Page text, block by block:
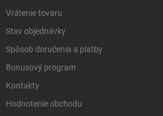
Vrátenie tovaru
Stav objednávky
Spôsob doručenia a platby
Bonusový program
Kontakty
Hodnotenie obchodu